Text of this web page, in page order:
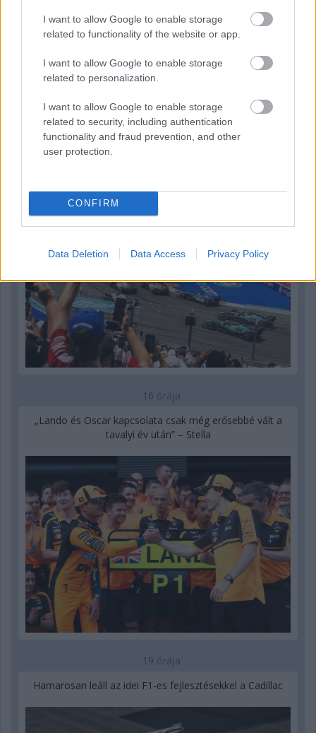
I want to allow Google to enable storage
related to functionality of the website or app.
I want to allow Google to enable storage
related to personalization.
I want to allow Google to enable storage
related to security, including authentication
functionality and fraud prevention, and other
user protection.
CONFIRM
Data Deletion Data Access Privacy Policy
15 órája
Domenicali: Több sprint lesz az F1-ben – de nem
16 órája
„Lando és Oscar kapcsolata csak még erősebbé vált a
tavalyi év után” – Stella
19 órája
Hamarosan leáll az idei F1-es fejlesztésekkel a Cadillac